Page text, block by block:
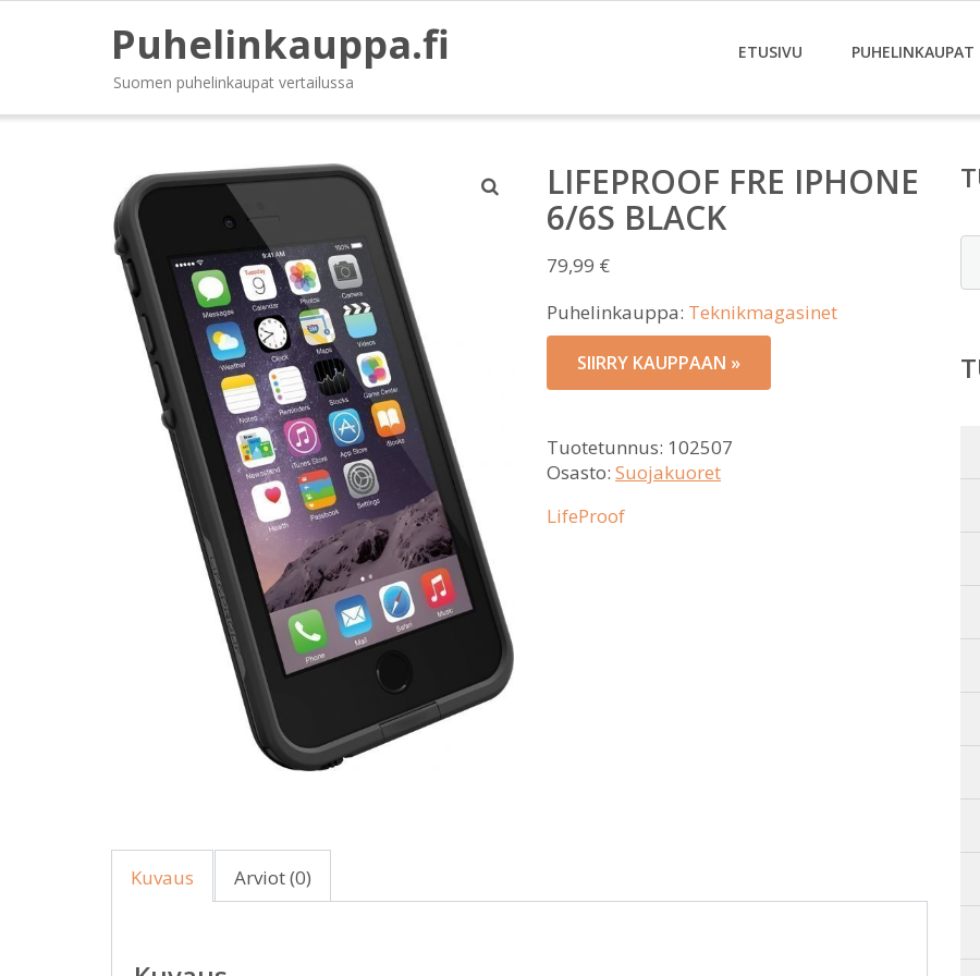
Puhelinkauppa.fi
Suomen puhelinkaupat vertailussa
ETUSIVU PUHELINKAUPAT
LIFEPROOF FRE IPHONE
6/6S BLACK
79,99 €
Puhelinkauppa: Teknikmagasinet
SIIRRY KAUPPAAN »
Tuotetunnus: 102507
Osasto: Suojakuoret
LifeProof
Kuvaus Arviot (0)